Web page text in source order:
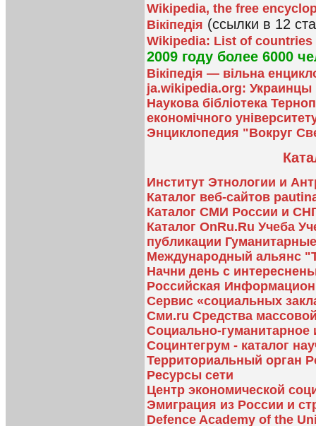
Wikipedia, the free
Вікіпедія (ссылки в 12
Wikipedia: List of
2009 году более 6000
Вікіпедія — вільна
ja.wikipedia.org: Украинцы
Наукова бібліотека
економічного
Энциклопедия "Вокруг
Институт Этнологии и
Каталог веб-сайтов
Каталог СМИ России и
Каталог OnRu.Ru Учеба
публикации
Международный альянс
Начни день с
Российская
Сервис «социальных
Сми.ru Средства
Социально-гуманитарное
Социнтегрум - каталог
Территориальный орган
Ресурсы сети
Центр экономической
Эмиграция из России и
Defence Academy of the